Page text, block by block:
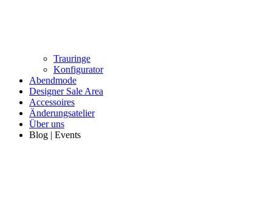
Trauringe
Konfigurator
Abendmode
Designer Sale Area
Accessoires
Änderungsatelier
Über uns
Blog | Events